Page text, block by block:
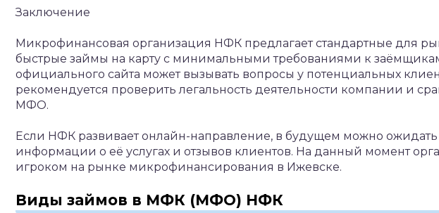
Заключение
Микрофинансовая организация НФК предлагает стандартные для
быстрые займы на карту с минимальными требованиями к
официального сайта может вызывать вопросы у потенциальных
рекомендуется проверить легальность деятельности компании и
МФО.
Если НФК развивает онлайн-направление, в будущем можно
информации о её услугах и отзывов клиентов. На данный момент
игроком на рынке микрофинансирования в Ижевске.
Виды займов в МФК (МФО) НФК